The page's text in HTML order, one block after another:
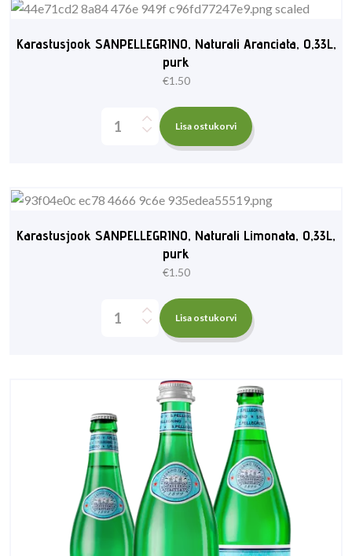
Karastusjook SANPELLEGRINO, Naturali Aranciata, 0,33L,
purk
€1.50
Lisa ostukorvi
Karastusjook SANPELLEGRINO, Naturali Limonata, 0,33L,
purk
€1.50
Lisa ostukorvi